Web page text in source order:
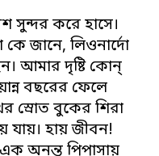
সুন্দর করে হাসে।
কে জানে, লিওনার্দো
আমার দৃষ্টি কোন্
বছরের ফেলে
স্রোত বুকের শিরা
যায়। হায় জীবন!
অনন্ত পিপাসায়